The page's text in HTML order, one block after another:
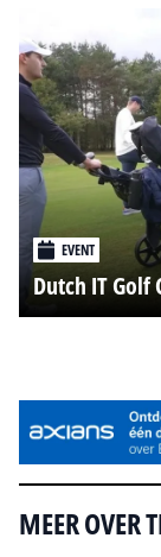
EVENT
Dutch IT Golf
MEER OVER